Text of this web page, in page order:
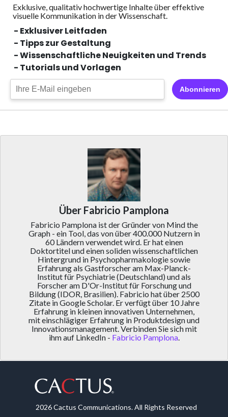
Exklusive, qualitativ hochwertige Inhalte über effektive
visuelle Kommunikation in der Wissenschaft.
- Exklusiver Leitfaden
- Tipps zur Gestaltung
- Wissenschaftliche Neuigkeiten und Trends
- Tutorials und Vorlagen
Abonnieren
Über Fabricio Pamplona
Fabricio Pamplona ist der Gründer von Mind the
Graph - ein Tool, das von über 400.000 Nutzern in
60 Ländern verwendet wird. Er hat einen
Doktortitel und einen soliden wissenschaftlichen
Hintergrund in Psychopharmakologie sowie
Erfahrung als Gastforscher am Max-Planck-
Institut für Psychiatrie (Deutschland) und als
Forscher am D'Or-Institut für Forschung und
Bildung (IDOR, Brasilien). Fabricio hat über 2500
Zitate in Google Scholar. Er verfügt über 10 Jahre
Erfahrung in kleinen innovativen Unternehmen,
mit einschlägiger Erfahrung in Produktdesign und
Innovationsmanagement. Verbinden Sie sich mit
ihm auf LinkedIn - Fabricio Pamplona.
2026 Cactus Communications. All Rights Reserved